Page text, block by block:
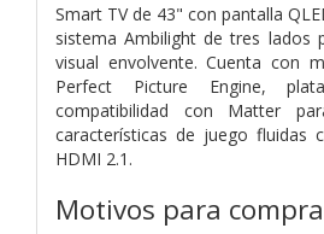
Smart TV de 43" con pantalla
sistema Ambilight de tres lados
visual envolvente. Cuenta con
Perfect Picture Engine,
compatibilidad con Matter
características de juego fluidas
HDMI 2.1.
Motivos para